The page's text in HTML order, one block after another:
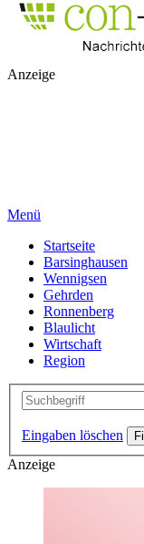
Anzeige
Menü
Startseite
Barsinghausen
Wennigsen
Gehrden
Ronnenberg
Blaulicht
Wirtschaft
Region
Eingaben löschen
Anzeige